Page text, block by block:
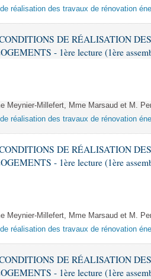
réalisation des travaux de rénovation
DE RÉALISATION
- 1ère lecture (1ère
Meynier-Millefert, Mme Marsaud et M.
réalisation des travaux de rénovation
DE RÉALISATION
- 1ère lecture (1ère
Meynier-Millefert, Mme Marsaud et M.
réalisation des travaux de rénovation
DE RÉALISATION
- 1ère lecture (1ère